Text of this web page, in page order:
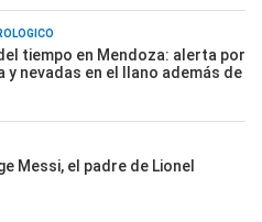
tiempo en Mendoza: alerta por
y nevadas en el llano además de
Messi, el padre de Lionel